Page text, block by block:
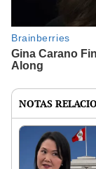
NOTAS